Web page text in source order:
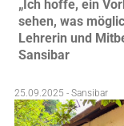
„Ich hoffe, ein
sehen, was
Lehrerin und
Sansibar
25.09.2025 - Sansibar